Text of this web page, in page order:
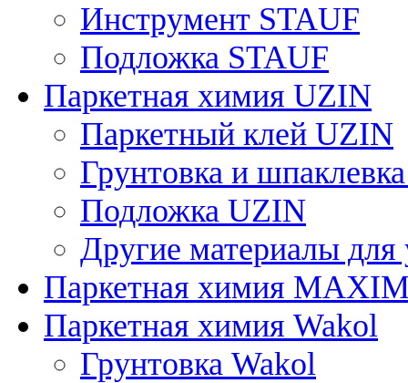
Инструмент STAUF
Подложка STAUF
Паркетная химия UZIN
Паркетный клей UZIN
Грунтовка и
Подложка UZIN
Другие материалы
Паркетная химия
Паркетная химия Wakol
Грунтовка Wakol